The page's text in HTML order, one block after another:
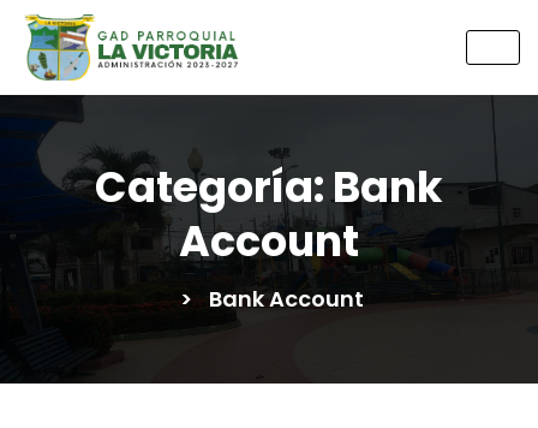
Categoría:Bank
Account
> Bank Account